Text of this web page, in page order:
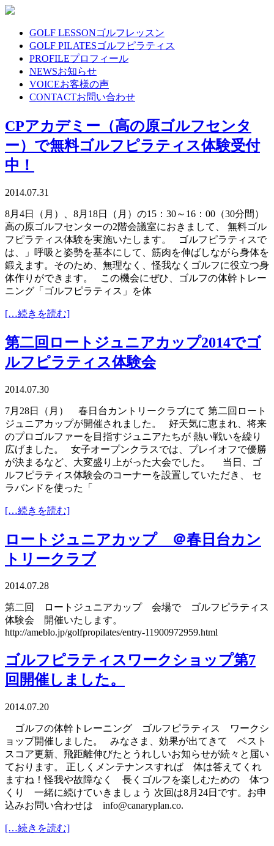
GOLF LESSONゴルフレッスン
GOLF PILATESゴルフピラティス
PROFILEプロフィール
NEWSお知らせ
VOICEお客様の声
CONTACTお問い合わせ
CPアカデミー（高の原ゴルフセンタ
ー）で無料ゴルフピラティス体験受付
中！
2014.07.31
8月4日（月）、8月18日（月）の15：30～16：00（30分間）
高の原ゴルフセンターの2階会議室におきまして、 無料ゴル
フピラティス体験を実施いたします。 ゴルフピラティスで
は、」呼吸と姿勢を基本にして、筋肉を伸ばしながら身体を
鍛えます。そのため、無理なく、怪我なくゴルフに役立つ身
体作りができます。 この機会にぜひ、ゴルフの体幹トレー
ニング「ゴルフピラティス」を体
[…続きを読む]
第二回ロートジュニアカップ2014でゴ
ルフピラティス体験会
2014.07.30
7月28日（月） 春日台カントリークラブにて 第二回ロート
ジュニアカップが開催されました。 好天気に恵まれ、将来
のプロゴルファーを目指すジュニアたちが 熱い戦いを繰り
広げました。 女子オープンクラスでは、プレイオフで優勝
が決まるなど、大変盛り上がった大会でした。 当日、ゴ
ルフピラティス体験会のコーナーを設置していただき、 セ
ラバンドを使った「
[…続きを読む]
ロートジュニアカップ ＠春日台カン
トリークラブ
2014.07.28
第二回 ロートジュニアカップ 会場で ゴルフピラティス
体験会 開催いたします。
http://ameblo.jp/golfpropilates/entry-11900972959.html
ゴルフピラティスワークショップ第7
回開催しました。
2014.07.20
ゴルフの体幹トレーニング ゴルフピラティス ワークシ
ョップ開催しました。 みなさま、効果が出てきて ベスト
スコア更新、飛距離伸びたとうれしいお知らせが続々と届い
ております。 正しくメンテナンスすれば 体は答えてくれ
ますね！怪我や故障なく 長くゴルフを楽しむための 体つ
くり 一緒に続けていきましょう 次回は8月24日です。お申
込みお問い合わせは info@canaryplan.co.
[…続きを読む]